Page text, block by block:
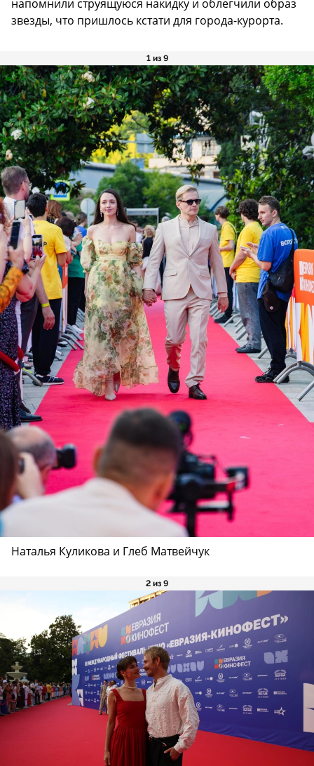
напомнили струящуюся накидку и облегчили образ
звезды, что пришлось кстати для города-курорта.
1 из 9
Наталья Куликова и Глеб Матвейчук
2 из 9